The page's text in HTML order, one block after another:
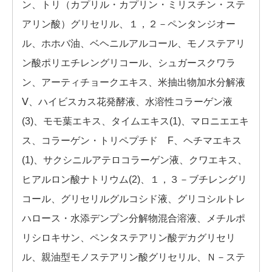
ン、トリ（カプリル・カプリン・ミリスチン・ステ
アリン酸）グリセリル、１，２－ペンタンジオー
ル、ホホバ油、ベヘニルアルコール、モノステアリ
ン酸ポリエチレングリコール、シュガースクワラ
ン、アーティチョークエキス、米抽出物加水分解液
Ⅴ、ハイビスカス花発酵液、水溶性コラーゲン液
(3)、モモ葉エキス、タイムエキス(1)、マロニエエキ
ス、コラーゲン・トリペプチド F、ヘチマエキス
(1)、サクシニルアテロコラーゲン液、クワエキス、
ヒアルロン酸ナトリウム(2)、１，３－ブチレングリ
コール、グリセリルグルコシド液、グリコシルトレ
ハロース・水添デンプン分解物混合溶液、メチルポ
リシロキサン、ペンタステアリン酸デカグリセリ
ル、親油型モノステアリン酸グリセリル、Ｎ－ステ